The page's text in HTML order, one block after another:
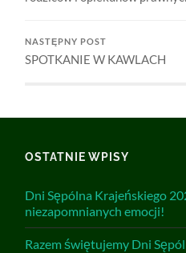
NASTĘPNY POST
SPOTKANIE W KAWLACH
OSTATNIE WPISY
Dni Sępólna Krajeńskiego
niezapomnianych emocji!
Razem świętujemy Dni